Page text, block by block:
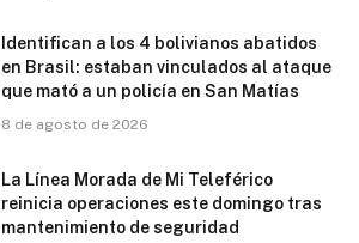
Identifican a los 4 bolivianos abatidos
en Brasil: estaban vinculados al ataque
que mató a un policía en San Matías
8 de agosto de 2026
La Línea Morada de Mi Teleférico
reinicia operaciones este domingo tras
mantenimiento de seguridad